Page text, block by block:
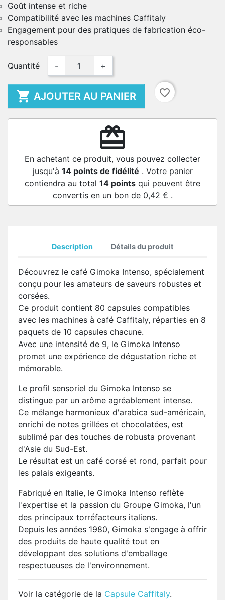
Goût intense et riche
Compatibilité avec les machines Caffitaly
Engagement pour des pratiques de fabrication éco-
responsables
Quantité - +
 AJOUTER AU PANIER favorite_border
redeem
En achetant ce produit, vous pouvez collecter
jusqu'à 14points de fidélité . Votre panier
contiendra au total 14 points qui peuvent être
convertis en un bon de 0,42 € .
Description Détails du produit
Découvrez le café Gimoka Intenso, spécialement
conçu pour les amateurs de saveurs robustes et
corsées.
Ce produit contient 80 capsules compatibles
avec les machines à café Caffitaly, réparties en 8
paquets de 10 capsules chacune.
Avec une intensité de 9, le Gimoka Intenso
promet une expérience de dégustation riche et
mémorable.
Le profil sensoriel du Gimoka Intenso se
distingue par un arôme agréablement intense.
Ce mélange harmonieux d'arabica sud-américain,
enrichi de notes grillées et chocolatées, est
sublimé par des touches de robusta provenant
d'Asie du Sud-Est.
Le résultat est un café corsé et rond, parfait pour
les palais exigeants.
Fabriqué en Italie, le Gimoka Intenso reflète
l'expertise et la passion du Groupe Gimoka, l'un
des principaux torréfacteurs italiens.
Depuis les années 1980, Gimoka s'engage à offrir
des produits de haute qualité tout en
développant des solutions d'emballage
respectueuses de l'environnement.
Voir la catégorie de la Capsule Caffitaly.